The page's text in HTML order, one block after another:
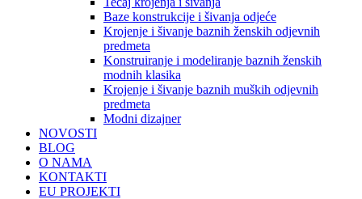
Baze konstrukcije i šivanja odjeće
Krojenje i šivanje baznih ženskih odjevnih
predmeta
Konstruiranje i modeliranje baznih ženskih
modnih klasika
Krojenje i šivanje baznih muških odjevnih
predmeta
Modni dizajner
NOVOSTI
BLOG
O NAMA
KONTAKTI
EU PROJEKTI